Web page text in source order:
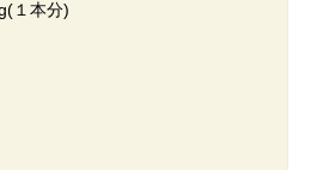
１本分)